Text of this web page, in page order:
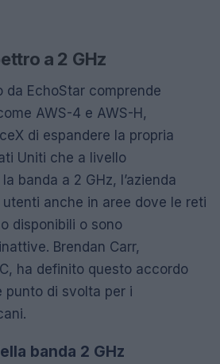
a 2 GHz
da EchoStar comprende
AWS-4 e AWS-H,
di espandere la propria
Uniti che a livello
banda a 2 GHz, l’azienda
anche in aree dove le reti
disponibili o sono
Brendan Carr,
ha definito questo accordo
punto di svolta per i
banda 2 GHz